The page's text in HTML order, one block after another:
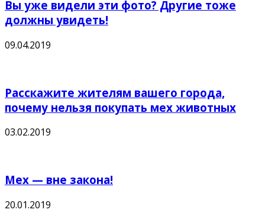
Вы уже видели эти фото? Другие тоже
должны увидеть!
09.04.2019
Расскажите жителям вашего города,
почему нельзя покупать мех животных
03.02.2019
Мех — вне закона!
20.01.2019